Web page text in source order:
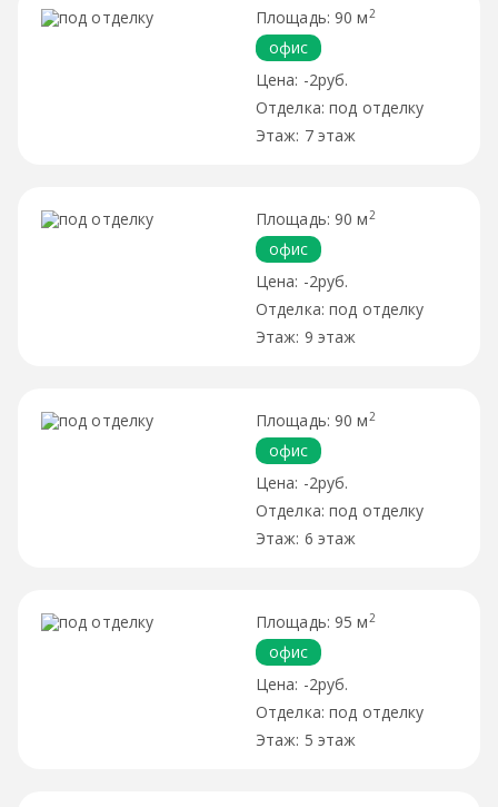
90 м 2
офис
-2руб.
под отделку
7 этаж
90 м 2
офис
-2руб.
под отделку
9 этаж
90 м 2
офис
-2руб.
под отделку
6 этаж
95 м 2
офис
-2руб.
под отделку
5 этаж